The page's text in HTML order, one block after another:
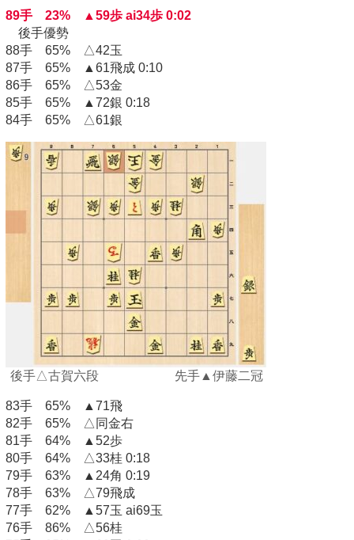
89手 23% ▲59歩 ai34歩 0:02
後手優勢
88手 65% △42玉
87手 65% ▲61飛成 0:10
86手 65% △53金
85手 65% ▲72銀 0:18
84手 65% △61銀
後手△古賀六段 先手▲伊藤二冠
83手 65% ▲71飛
82手 65% △同金右
81手 64% ▲52歩
80手 64% △33桂 0:18
79手 63% ▲24角 0:19
78手 63% △79飛成
77手 62% ▲57玉 ai69玉
76手 86% △56桂